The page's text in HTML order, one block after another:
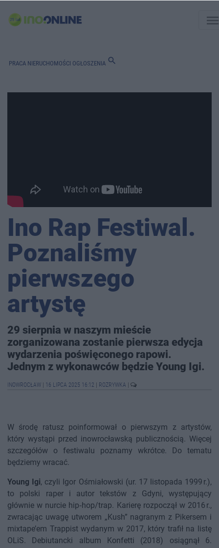
PRACA NIERUCHOMOŚCI OGŁOSZENIA search
Ino Rap Festiwal.
Poznaliśmy
pierwszego
artystę
29 sierpnia w naszym mieście
zorganizowana zostanie pierwsza edycja
wydarzenia poświęconego rapowi.
Jednym z wykonawców będzie Young Igi.
INOWROCŁAW 16 LIPCA 2025 16:12 ROZRYWKA
W środę ratusz poinformował o pierwszym z artystów,
który wystąpi przed inowrocławską publicznością. Więcej
szczegółów o festiwalu poznamy wkrótce. Do tematu
będziemy wracać.
Young Igi, czyli Igor Ośmiałowski (ur. 17 listopada 1999 r.),
to polski raper i autor tekstów z Gdyni, występujący
głównie w nurcie hip‑hop/trap. Karierę rozpoczął w 2016 r.,
zwracając uwagę utworem „Kush” nagranym z Pikersem i
mixtape’em Trappist wydanym w 2017, który trafił na listę
OLiS. Debiutancki album Konfetti (2018) osiągnął 6.